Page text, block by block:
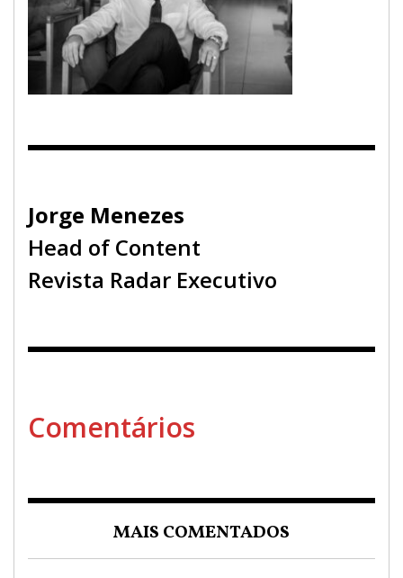
Jorge Menezes
Head of Content
Revista Radar Executivo
Comentários
MAIS COMENTADOS